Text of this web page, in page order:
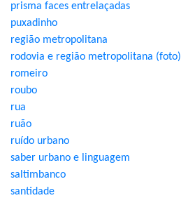
prisma faces entrelaçadas
puxadinho
região metropolitana
rodovia e região metropolitana (foto)
romeiro
roubo
rua
ruão
ruído urbano
saber urbano e linguagem
saltimbanco
santidade